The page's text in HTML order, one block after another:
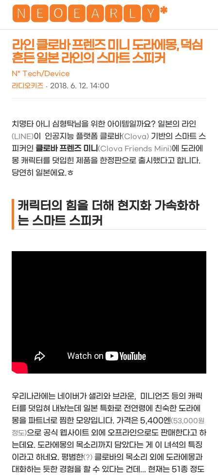
🅽🅴🅾🅴🅰🆁🅻🆈*
라인 클로바 프렌즈 미니 도라에몽, 덕심
흔든 일본 라인의 스마트 스피커
N* Tech/Device
라디오키즈
2018. 6. 12. 14:00
치명타 아니 심형탁님을 위한 아이템일까요? 일본의 라인
(LINE)이 인공지능 플랫폼 클로바(Clova) 기반의 스마트 스
피커인 클로바 프렌즈 미니(Clova Friends Mini)에 도라에
몽 캐릭터를 덧입힌 제품을 한정판으로 출시했다고 합니다.
당연히 일본에요.ㅎ
캐릭터의 힘을 더해 현지화 가속화하
는 스마트 스피커
우리나라에는 네이버가 샐리와 브라운, 미니언즈 등의 캐릭
터를 덧입혀 내놨는데 일본 특화로 전연령에 친숙한 도라에
몽을 파트너로 찜한 모양입니다. 가격은 5,400엔(53,000원
정도)으로 공식 웹사이트 외에 오프라인으로도 판매한다고 하
는데요. 도라에몽의 목소리까지 담았다는 게 이 녀석의 특징
이라고 하네요. 평범한(?) 클로바의 목소리 외에 도라에몽과
대화하는 듯한 경험을 할 수 있다는 건데... 현재는 51종 정도